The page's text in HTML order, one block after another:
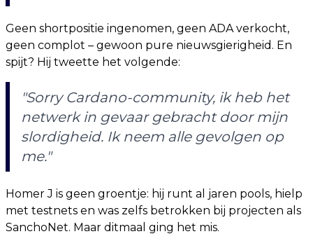
Geen shortpositie ingenomen, geen ADA verkocht,
geen complot – gewoon pure nieuwsgierigheid. En
spijt? Hij tweette het volgende:
"Sorry Cardano-community, ik heb het
netwerk in gevaar gebracht door mijn
slordigheid. Ik neem alle gevolgen op
me."
Homer J is geen groentje: hij runt al jaren pools, hielp
met testnets en was zelfs betrokken bij projecten als
SanchoNet. Maar ditmaal ging het mis.